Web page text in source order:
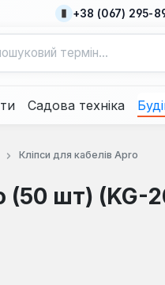
+38 (067) 295-
Садова техніка
Кліпси для кабелів Apro
(50 шт) (KG-